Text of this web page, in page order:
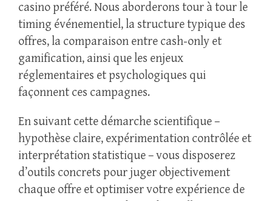
casino préféré. Nous aborderons tour à tour le
timing événementiel, la structure typique des
offres, la comparaison entre cash‑only et
gamification, ainsi que les enjeux
réglementaires et psychologiques qui
façonnent ces campagnes.
En suivant cette démarche scientifique –
hypothèse claire, expérimentation contrôlée et
interprétation statistique – vous disposerez
d’outils concrets pour juger objectivement
chaque offre et optimiser votre expérience de